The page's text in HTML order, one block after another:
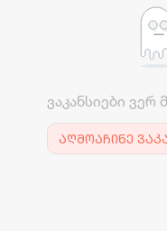
ვაკანსიები ვერ
აღმოაჩინე